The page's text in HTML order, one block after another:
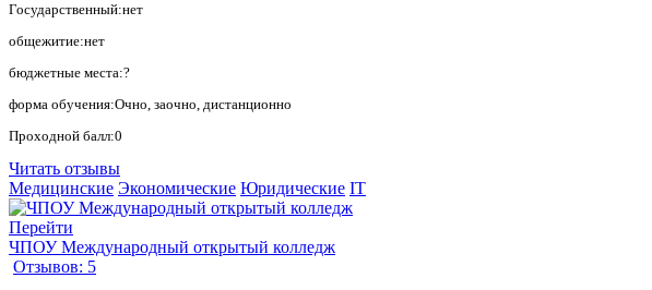
Государственный:нет
общежитие:нет
бюджетные места:?
форма обучения:Очно, заочно, дистанционно
Проходной балл:0
Читать отзывы
Медицинские Экономические Юридические IT
Перейти
ЧПОУ Международный открытый колледж
Отзывов: 5